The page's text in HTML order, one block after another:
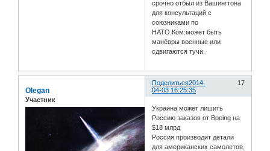
срочно отбыл из Вашингтона
для консультаций с
союзниками по
НАТО.Ком:может быть
манёвры военные или
сдвигаются тучи.
Поделиться 17
2014-
04-03 16:25:35
Olegan
Участник
Украина может лишить
Россию заказов от Boeing на
$18 млрд
Россия производит детали
для американских самолетов,